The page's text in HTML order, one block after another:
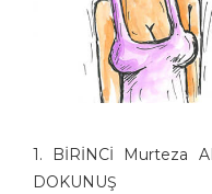
1. BİRİNCİ Murteza
DOKUNUŞ